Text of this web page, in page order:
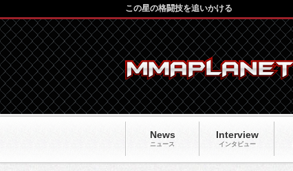
News
ニュース
Interview
インタビュー
この星の格闘技を追いかける